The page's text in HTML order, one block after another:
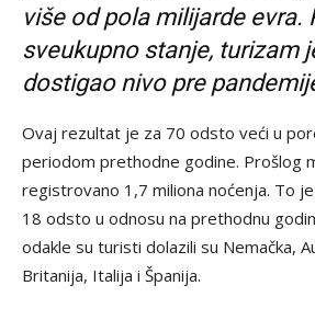
više od pola milijarde evra.
sveukupno stanje, turizam
dostigao nivo pre
Ovaj rezultat je za 70 odsto veći u
periodom prethodne godine. Prošlog
registrovano 1,7 miliona noćenja. To
18 odsto u odnosu na prethodnu
odakle su turisti dolazili su Nemačka,
Britanija, Italija i Španija.